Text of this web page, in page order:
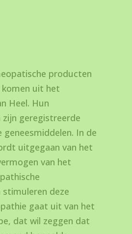
producten
komen uit het
Heel. Hun
zijn geregistreerde
In de
uitgegaan van het
van het
stimuleren deze
gaat uit van het
dat wil zeggen dat